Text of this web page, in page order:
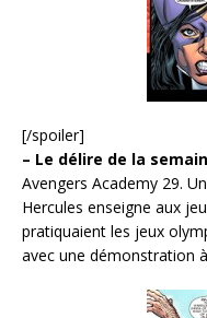
[/spoiler]
– Le délire de la
Avengers Academy 29.
Hercules enseigne aux
pratiquaient les jeux
avec une démonstration